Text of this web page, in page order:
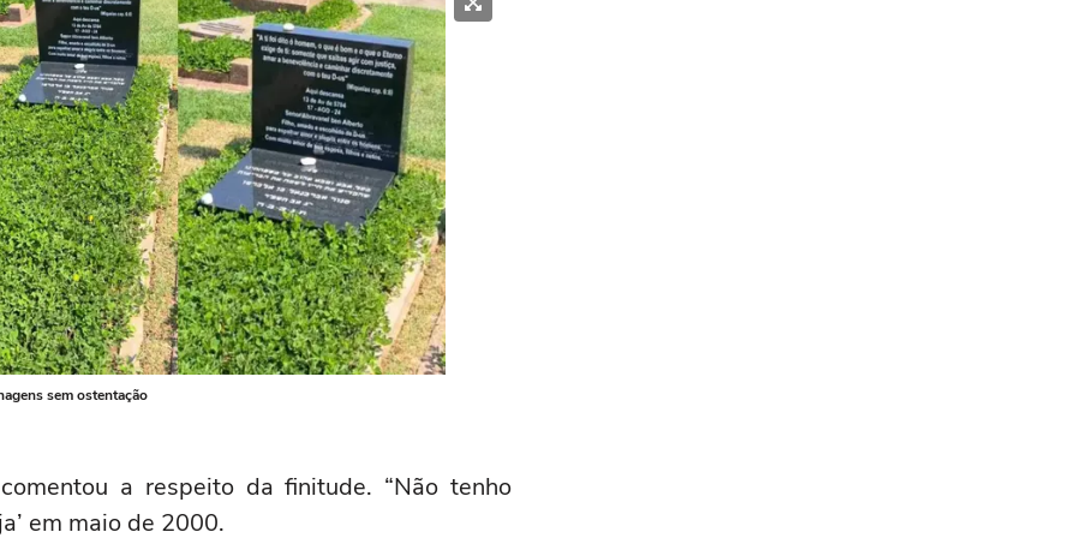
sem ostentação
a respeito da finitude. “Não tenho
em maio de 2000.